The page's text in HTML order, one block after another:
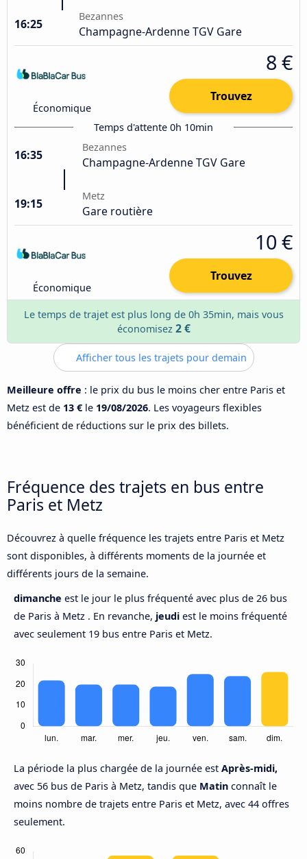
16:25
Bezannes
Champagne-Ardenne TGV Gare
Économique
8 €
Trouvez
Temps d'attente 0h 10min
16:35
Bezannes
Champagne-Ardenne TGV Gare
19:15
Metz
Gare routière
Économique
10 €
Trouvez
Le temps de trajet est plus long de 0h 35min, mais vous
économisez 2 €
Afficher tous les trajets pour demain
Meilleure offre : le prix du bus le moins cher entre Paris et
Metz est de 13 € le 19/08/2026. Les voyageurs flexibles
bénéficient de réductions sur le prix des billets.
Fréquence des trajets en bus entre
Paris et Metz
Découvrez à quelle fréquence les trajets entre Paris et Metz
sont disponibles, à différents moments de la journée et
différents jours de la semaine.
dimanche est le jour le plus fréquenté avec plus de 26 bus
de Paris à Metz . En revanche, jeudi est le moins fréquenté
avec seulement 19 bus entre Paris et Metz.
La période la plus chargée de la journée est Après-midi,
avec 56 bus de Paris à Metz, tandis que Matin connaît le
moins nombre de trajets entre Paris et Metz, avec 44 offres
seulement.